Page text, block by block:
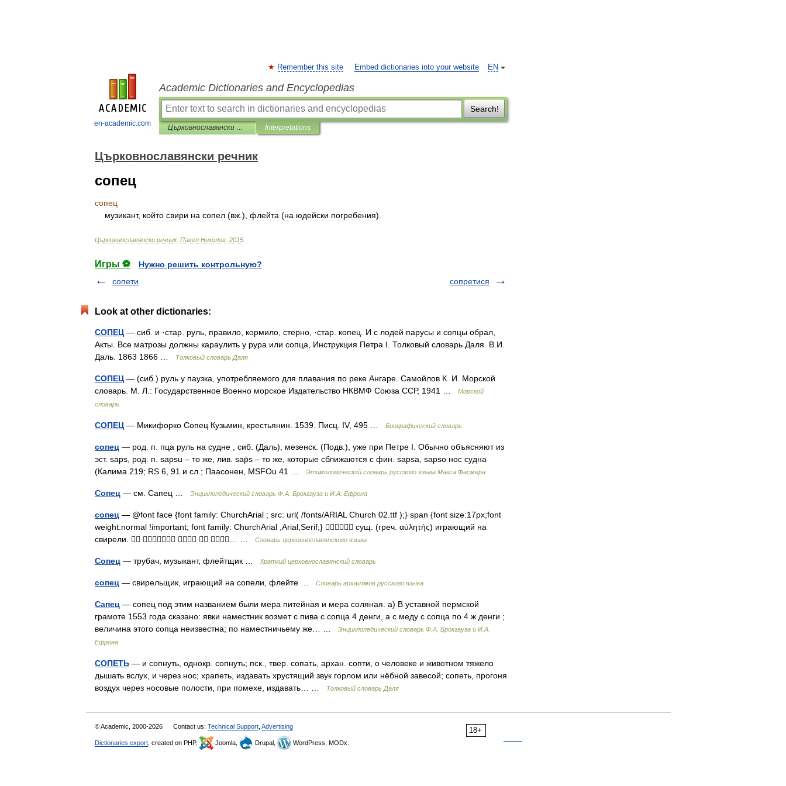
en-academic.com
EN
Remember this site Embed dictionaries into your website
Academic Dictionaries and Encyclopedias
Search!
Църковнославянски речник Interpretations
Църковнославянски речник
сопец
сопец
музикант, който свири на сопел (вж .), флейта (на юдейски погребения).
Църковнославянски речник. Павел Николов 2015
Игры ⚽
Нужно решить контрольную?
сопети
сопретися
Look at other dictionaries:
СОПЕЦ — сиб. и ·стар. руль, правило, кормило, стерно, ·стар. копец. И с лодей парусы и сопцы обрал,
Акты. Все матрозы должны караулить у рура или сопца, Инструкция Петра I. Толковый словарь Даля. В.И.
Даль. 1863 1866 …
Толковый словарь Даля
СОПЕЦ — (сиб.) руль у паузка, употребляемого для плавания по реке Ангаре. Самойлов К. И. Морской
словарь. М. Л.: Государственное Военно морское Издательство НКВМФ Союза ССР, 1941 …
Морской
словарь
СОПЕЦ — Микифорко Сопец Кузьмин, крестьянин. 1539. Писц. IV, 495 … Биографический словарь
сопец — род. п. пца руль на судне , сиб. (Даль), мезенск. (Подв.), уже при Петре I. Обычно объясняют из
эст. sарs, род. п. sарsu – то же, лив. sap̄s – то же, которые сближаются с фин. sарsа, sарsо нос судна
(Калима 219; RS 6, 91 и сл.; Паасонен, МSFОu 41 …
Этимологический словарь русского языка Макса Фасмера
Сопец — см. Сапец … Энциклопедический словарь Ф.А. Брокгауза и И.А. Ефрона
сопец — @font face {font family: ChurchArial ; src: url( /fonts/ARIAL Church 02.ttf );} span {font size:17px;font
weight:normal !important; font family: ChurchArial ,Arial,Serif;}  сущ. (греч. αὐλητής) играющий на
свирели.     … …
Словарь церковнославянского языка
Сопец — трубач, музыкант, флейтщик … Краткий церковнославянский словарь
сопец — свирельщик, играющий на сопели, флейте … Cловарь архаизмов русского языка
Сапец — сопец под этим названием были мера питейная и мера соляная. а) В уставной пермской
грамоте 1553 года сказано: явки наместник возмет с пива с сопца 4 денги, а с меду с сопца по 4 ж денги ;
величина этого сопца неизвестна; по наместничьему же… …
Энциклопедический словарь Ф.А. Брокгауза и И.А.
Ефрона
СОПЕТЬ — и сопнуть, однокр. сопнуть; пск., твер. сопать, архан. сопти, о человеке и животном тяжело
дышать вслух, и через нос; храпеть, издавать хрустящий звук горлом или нёбной завесой; сопеть, прогоня
воздух через носовые полости, при помехе, издавать… …
Толковый словарь Даля
18+
© Academic, 2000-2026 Contact us: Technical Support Advertising
Dictionaries export , created on PHP, Joomla, Drupal, WordPress, MODx.